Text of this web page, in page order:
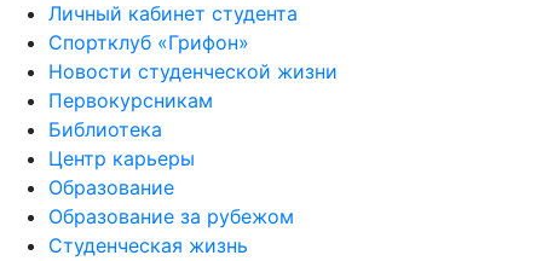
Личный кабинет студента
Спортклуб «Грифон»
Новости студенческой жизни
Первокурсникам
Библиотека
Центр карьеры
Образование
Образование за рубежом
Студенческая жизнь